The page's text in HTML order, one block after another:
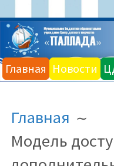
Главная Новости
Главная
Модель